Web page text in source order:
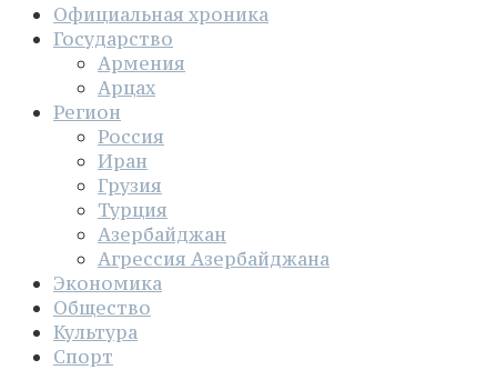
Официальная хроника
Государство
Армения
Арцах
Регион
Россия
Иран
Грузия
Турция
Азербайджан
Агрессия Азербайджана
Экономика
Общество
Культура
Спорт